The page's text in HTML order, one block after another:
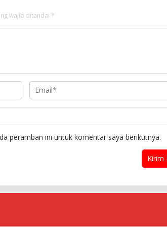
wajib ditandai *
peramban ini untuk komentar saya berikutnya.